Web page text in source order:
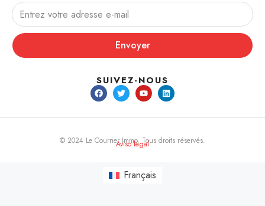
Envoyer
SUIVEZ-NOUS
© 2024 Le Courrier Immo. Tous droits réservés.
Aviso legal
Français